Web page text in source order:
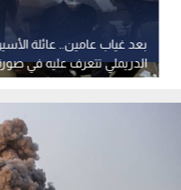
بعد غياب عامين.. عائلة الأسير
الدريملي تتعرف عليه في
مجندتين وتكشف كواليس